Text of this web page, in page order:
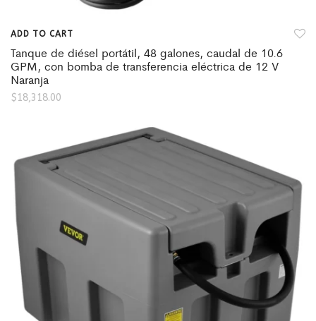
ADD TO CART
Tanque de diésel portátil, 48 galones, caudal de 10.6
GPM, con bomba de transferencia eléctrica de 12 V
Naranja
$18,318.00